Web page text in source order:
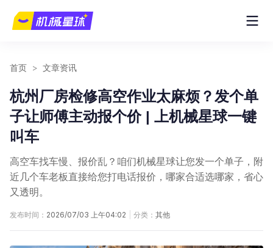
首页 > 文章资讯
杭州厂房检修高空作业太麻烦？发个单
子让师傅主动报个价 | 上机械星球一键
叫车
高空车找车慢、报价乱？咱们机械星球让您发一个单子，附
近几个车老板直接给您打电话报价，哪家合适选哪家，省心
又透明。
发布时间： 2026/07/03 上午04:02 分类： 其他